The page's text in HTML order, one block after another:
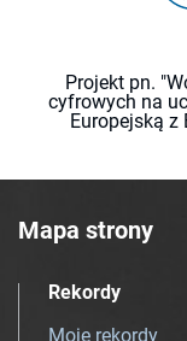
Projekt pn.
cyfrowych na
Europejską z
Mapa strony
Rekordy
Moje rekordy